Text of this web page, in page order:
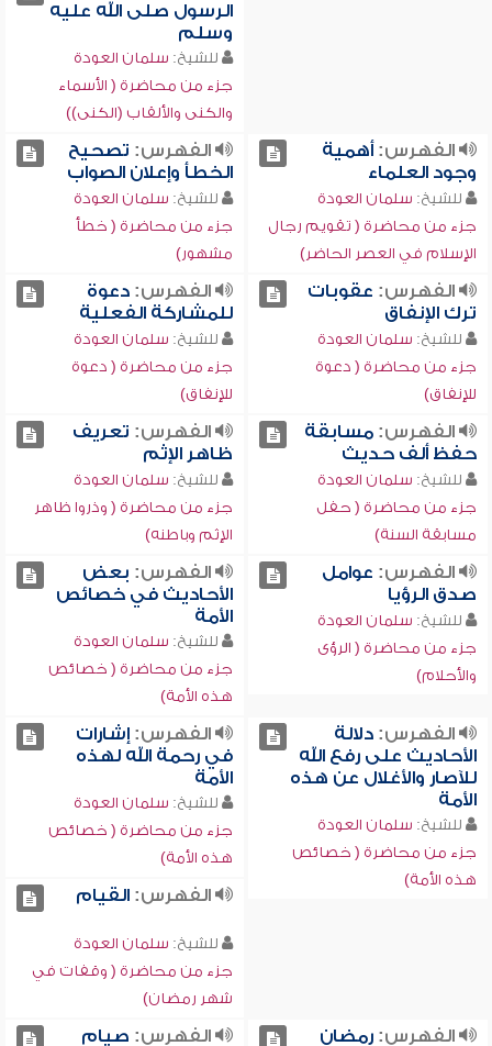
الرسول صلى الله عليه
وسلم
للشيخ: سلمان العودة
جزء من محاضرة ( الأسماء
والكنى والألقاب (الكنى))
الفهرس:أهمية
وجود العلماء
للشيخ: سلمان العودة
جزء من محاضرة ( تقويم رجال
الإسلام في العصر الحاضر)
الفهرس: تصحيح
الخطأ وإعلان الصواب
للشيخ: سلمان العودة
جزء من محاضرة ( خطأ
مشهور)
الفهرس: عقوبات
ترك الإنفاق
للشيخ: سلمان العودة
جزء من محاضرة ( دعوة
للإنفاق)
الفهرس:دعوة
للمشاركة الفعلية
للشيخ: سلمان العودة
جزء من محاضرة ( دعوة
للإنفاق)
الفهرس:مسابقة
حفظ ألف حديث
للشيخ: سلمان العودة
جزء من محاضرة ( حفل
مسابقة السنة)
الفهرس: تعريف
ظاهر الإثم
للشيخ: سلمان العودة
جزء من محاضرة ( وذروا ظاهر
الإثم وباطنه)
الفهرس: عوامل
صدق الرؤيا
للشيخ: سلمان العودة
جزء من محاضرة ( الرؤى
والأحلام)
الفهرس: بعض
الأحاديث في خصائص
الأمة
للشيخ: سلمان العودة
جزء من محاضرة ( خصائص
هذه الأمة)
الفهرس:دلالة
الأحاديث على رفع الله
للآصار والأغلال عن هذه
الأمة
للشيخ: سلمان العودة
جزء من محاضرة ( خصائص
هذه الأمة)
الفهرس:إشارات
في رحمة الله لهذه
الأمة
للشيخ: سلمان العودة
جزء من محاضرة ( خصائص
هذه الأمة)
الفهرس:القيام
للشيخ: سلمان العودة
جزء من محاضرة ( وقفات في
شهر رمضان)
الفهرس:رمضان
الفهرس: صيام